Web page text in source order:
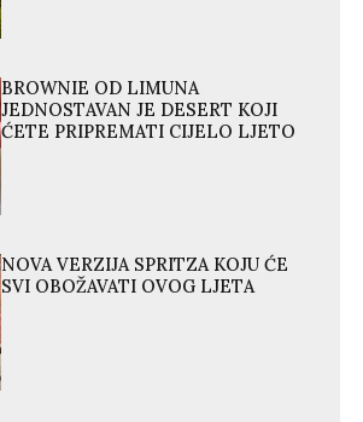
BROWNIE OD LIMUNA
JEDNOSTAVAN JE DESERT KOJI
ĆETE PRIPREMATI CIJELO LJETO
NOVA VERZIJA SPRITZA KOJU ĆE
SVI OBOŽAVATI OVOG LJETA